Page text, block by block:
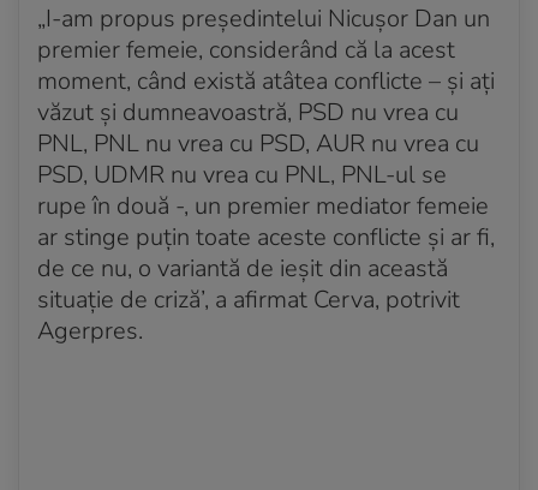
„I-am propus președintelui Nicușor Dan un
premier femeie, considerând că la acest
moment, când există atâtea conflicte – și ați
văzut și dumneavoastră, PSD nu vrea cu
PNL, PNL nu vrea cu PSD, AUR nu vrea cu
PSD, UDMR nu vrea cu PNL, PNL-ul se
rupe în două -, un premier mediator femeie
ar stinge puțin toate aceste conflicte și ar fi,
de ce nu, o variantă de ieșit din această
situație de criză’, a afirmat Cerva, potrivit
Agerpres.